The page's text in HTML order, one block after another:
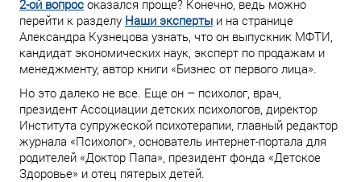
2-ой вопрос оказался проще? Конечно, ведь можно
перейти к разделу Наши эксперты и на странице
Александра Кузнецова узнать, что он выпускник МФТИ,
кандидат экономических наук, эксперт по продажам и
менеджменту, автор книги «Бизнес от первого лица».
Но это далеко не все. Еще он – психолог, врач,
президент Ассоциации детских психологов, директор
Института супружеской психотерапии, главный редактор
журнала «Психолог», основатель интернет-портала для
родителей «Доктор Папа», президент фонда «Детское
Здоровье» и отец пятерых детей.